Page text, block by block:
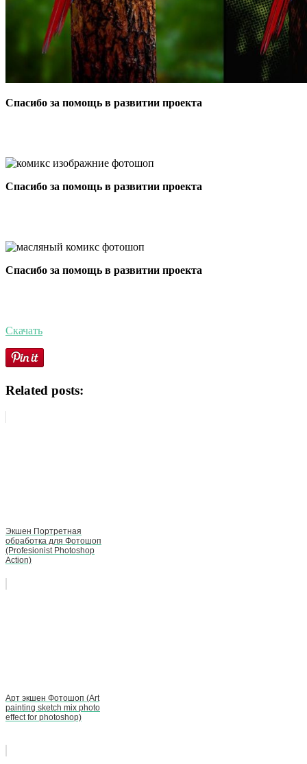
Спасибо за помощь в развитии проекта
Спасибо за помощь в развитии проекта
Спасибо за помощь в развитии проекта
Скачать
Related posts:
Экшен Портретная
обработка для Фотошоп
(Profesionist Photoshop
Action)
Арт экшен Фотошоп (Art
painting sketch mix photo
effect for photoshop)